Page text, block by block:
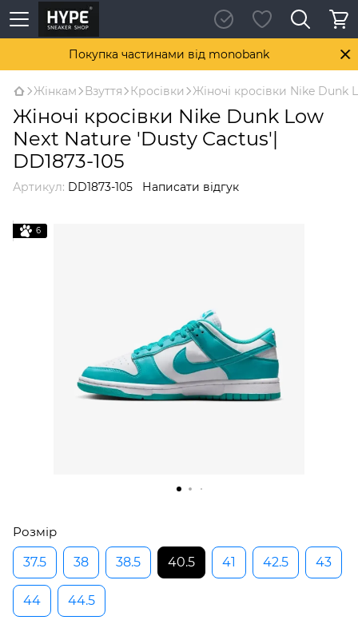
Покупка частинами від monobank
Жінкам Взуття Кросівки Жіночі кросівки Nike Dunk
Жіночі кросівки Nike Dunk Low
Next Nature 'Dusty Cactus'|
DD1873-105
Артикул: DD1873-105 Написати відгук
6
Розмір
37.5
38 38.5 40.5 41 42.5 43
44 44.5